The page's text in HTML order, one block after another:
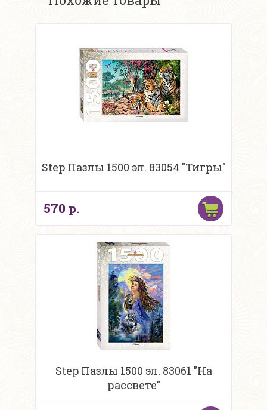
Step Пазлы 1500 эл. 83054 "Тигры"
570 р.
Step Пазлы 1500 эл. 83061 "На
рассвете"